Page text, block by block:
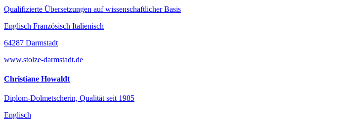
Qualifizierte Übersetzungen auf wissenschaftlicher Basis
Englisch Französisch Italienisch
64287 Darmstadt
www.stolze-darmstadt.de
Christiane Howaldt
Diplom-Dolmetscherin, Qualität seit 1985
Englisch